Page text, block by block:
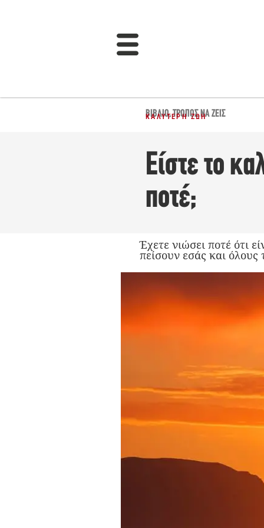
ΒΙΒΛΊΟ,ΤΡΌΠΟΣ ΝΑ ΖΕΙΣ
ΚΑΛΎΤΕΡΗ ΖΩΉ
Είστε το
ποτέ;
Έχετε νιώσει ποτέ ότι
πείσουν εσάς και όλους